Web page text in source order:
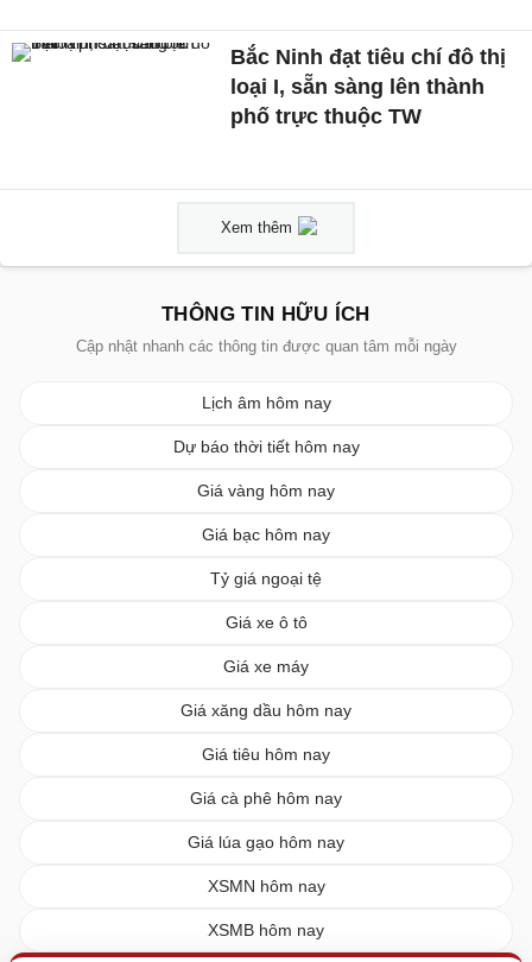
Bắc Ninh đạt tiêu chí đô thị
loại I, sẵn sàng lên thành
phố trực thuộc TW
Xem thêm
THÔNG TIN HỮU ÍCH
Cập nhật nhanh các thông tin được quan tâm mỗi ngày
Lịch âm hôm nay
Dự báo thời tiết hôm nay
Giá vàng hôm nay
Giá bạc hôm nay
Tỷ giá ngoại tệ
Giá xe ô tô
Giá xe máy
Giá xăng dầu hôm nay
Giá tiêu hôm nay
Giá cà phê hôm nay
Giá lúa gạo hôm nay
XSMN hôm nay
XSMB hôm nay